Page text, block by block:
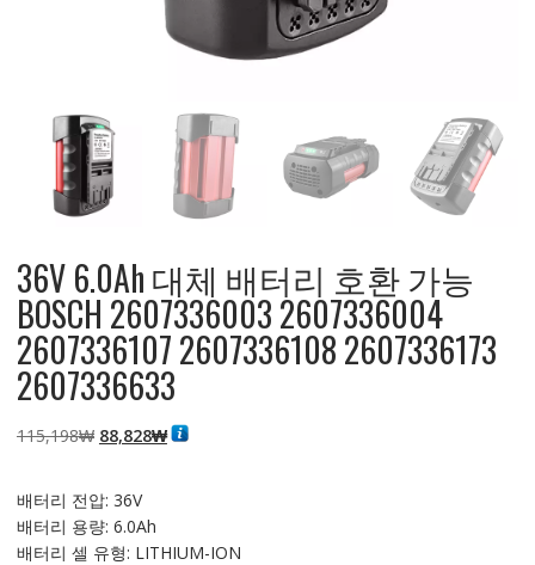
36V 6.0Ah 대체 배터리 호환 가능
BOSCH 2607336003 2607336004
2607336107 2607336108 2607336173
2607336633
115,198₩ 원
격:
115,198₩
88,828₩현
배터리 전압: 36V
배터리 용량: 6.0Ah
배터리 셀 유형: LITHIUM-ION